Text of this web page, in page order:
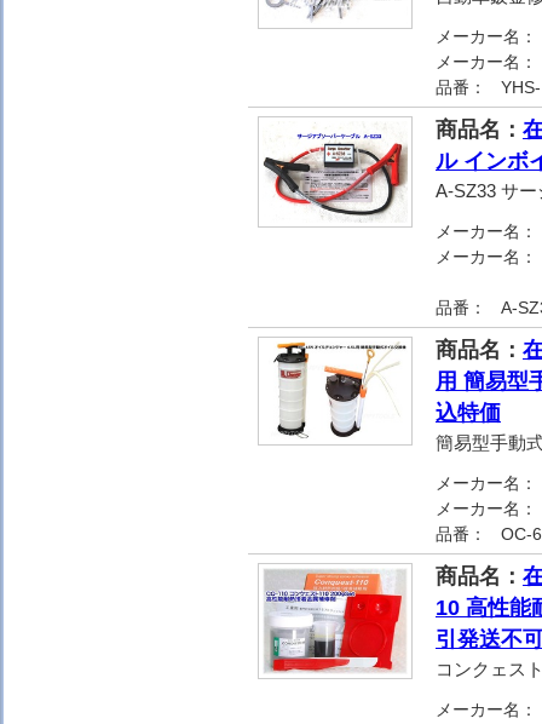
メーカー名：
メーカー名：
品番：
商品名：
ル インボ
A-SZ33 サ
メーカー名：
メーカー名：
品番： A-
商品名：
用 簡易型
込特価
簡易型手動
メーカー名：
メーカー名：
品番：
OC-
商品名：
10 高性能
引発送不
コンクェス
メーカー名：